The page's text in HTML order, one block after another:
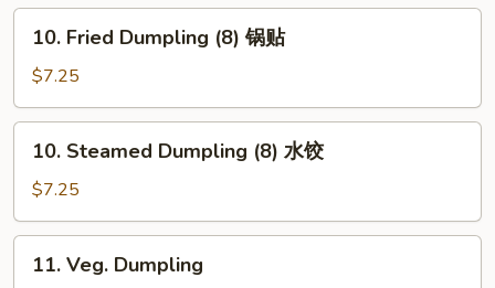
蟹
Fried
Dumpling
(8)
锅
10. Fried Dumpling (8) 锅贴
$7.25
Steamed
Dumpling
(8)
水
10. Steamed Dumpling (8) 水饺
$7.25
Veg.11. Veg. Dumpling